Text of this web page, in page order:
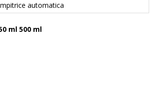
automatica
ml 500 ml